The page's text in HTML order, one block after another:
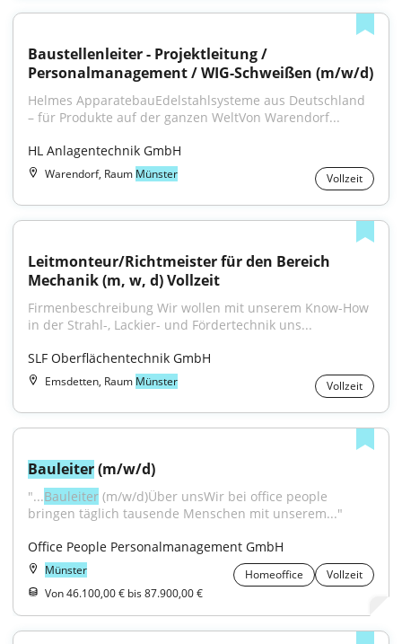
Baustellenleiter - Projektleitung /
Personalmanagement / WIG-Schweißen (m/w/d)
Helmes ApparatebauEdelstahlsysteme aus Deutschland
– für Produkte auf der ganzen WeltVon Warendorf...
HL Anlagentechnik GmbH
Warendorf, Raum Münster Vollzeit
Leitmonteur/Richtmeister für den Bereich
Mechanik (m, w, d) Vollzeit
Firmenbeschreibung Wir wollen mit unserem Know-How
in der Strahl-, Lackier- und Fördertechnik uns...
SLF Oberflächentechnik GmbH
Emsdetten, Raum Münster Vollzeit
Bauleiter (m/w/d)
"...Bauleiter (m/w/d)Über unsWir bei office people
bringen täglich tausende Menschen mit unserem..."
Office People Personalmanagement GmbH
Münster Homeoffice
Vollzeit
Von 46.100,00 € bis 87.900,00 €